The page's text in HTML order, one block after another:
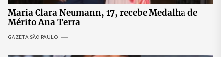
Maria Clara Neumann, 17, recebe Medalha de
Mérito Ana Terra
GAZETA SÃO PAULO